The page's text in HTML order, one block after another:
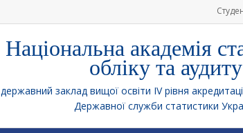
Національна академія
обліку та аудиту
державний заклад вищої освіти IV рівня
Державної служби статистики